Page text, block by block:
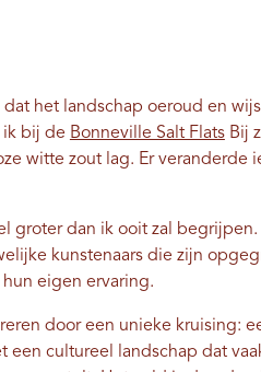
het landschap oeroud en
ik bij de Bonneville Salt FlatsBij
witte zout lag. Er veranderde
groter dan ik ooit zal
kunstenaars die zijn
eigen ervaring.
door een unieke kruising:
een cultureel landschap dat